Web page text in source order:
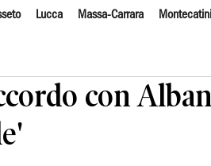
Lucca Massa-Carrara Montecatini
con